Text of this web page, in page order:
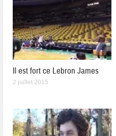
Il est fort ce Lebron James
2 juillet 2015